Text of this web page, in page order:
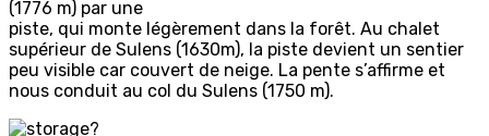
(1776 m) par une
piste, qui monte légèrement dans la forêt. Au chalet
supérieur de Sulens (1630m), la piste devient un sentier
peu visible car couvert de neige. La pente s’affirme et
nous conduit au col du Sulens (1750 m).